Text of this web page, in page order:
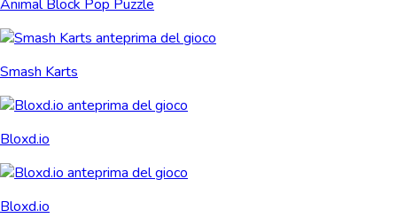
Animal Block Pop Puzzle
Smash Karts
Bloxd.io
Bloxd.io